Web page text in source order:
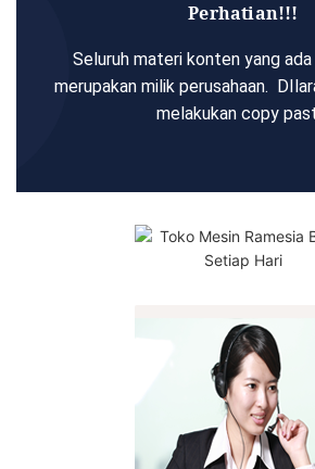
Perhatian!!!
Seluruh materi konten yang
merupakan milik perusahaan.
melakukan copy